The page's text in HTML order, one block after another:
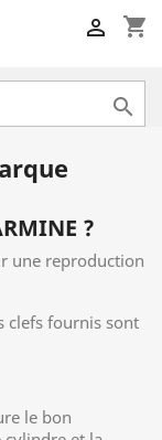
shopping_cart


?
une reproduction
clefs fournis sont
le bon